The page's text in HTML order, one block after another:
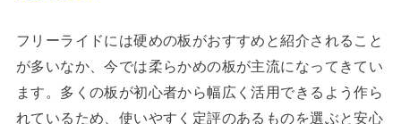
フリーライドには硬めの板がおすすめと紹介されること
が多いなか、今では柔らかめの板が主流になってきてい
ます。多くの板が初心者から幅広く活用できるよう作ら
れているため、使いやすく定評のあるものを選ぶと安心